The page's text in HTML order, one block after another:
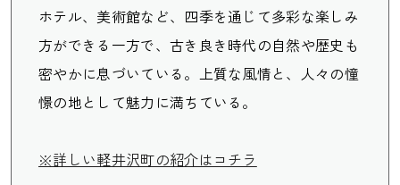
ホテル、美術館など、四季を通じて多彩な楽しみ
方ができる一方で、古き良き時代の自然や歴史も
密やかに息づいている。上質な風情と、人々の憧
憬の地として魅力に満ちている。
※詳しい軽井沢町の紹介はコチラ